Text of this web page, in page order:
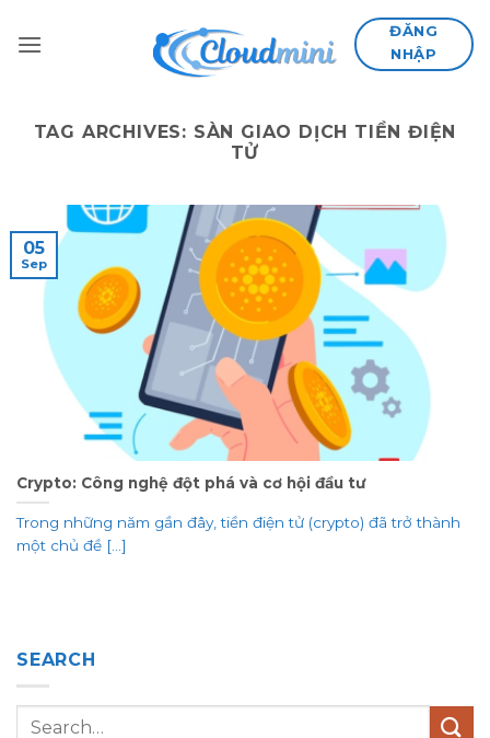
ĐĂNG
NHẬP
TAG ARCHIVES: SÀN GIAO DỊCH TIỀN ĐIỆN
TỬ
Crypto: Công nghệ đột phá và cơ hội đầu tư
Trong những năm gần đây, tiền điện tử (crypto) đã trở thành
một chủ đề [...]
05
Sep
SEARCH